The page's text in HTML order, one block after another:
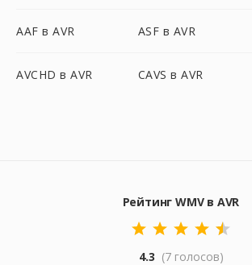
AAF в AVR ASF в AVR
AVCHD в AVR CAVS в AVR
Рейтинг WMV в AVR
4.3 (7 голосов)